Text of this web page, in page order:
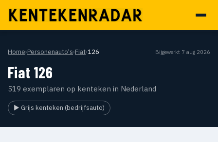
Home›Personenauto's›Fiat›126 Bijgewerkt 7 aug 2026
Fiat 126
519 exemplaren op kenteken in Nederland
▶ Grijs kenteken (bedrijfsauto)